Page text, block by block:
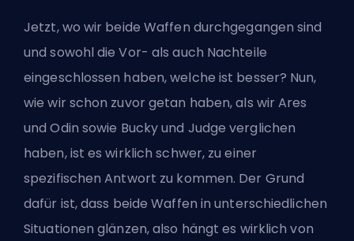
Jetzt, wo wir beide Waffen durchgegangen sind
und sowohl die Vor- als auch Nachteile
eingeschlossen haben, welche ist besser? Nun,
wie wir schon zuvor getan haben, als wirAres
und Odin sowie Bucky und Judge verglichen
haben, ist es wirklich schwer, zu einer
spezifischen Antwort zu kommen. Der Grund
dafür ist, dass beide Waffen in unterschiedlichen
Situationen glänzen, also hängt es wirklich von